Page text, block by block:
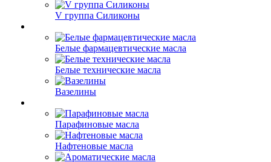
V группа Силиконы
Белые фармацевтические масла
Белые технические масла
Вазелины
Парафиновые масла
Нафтеновые масла